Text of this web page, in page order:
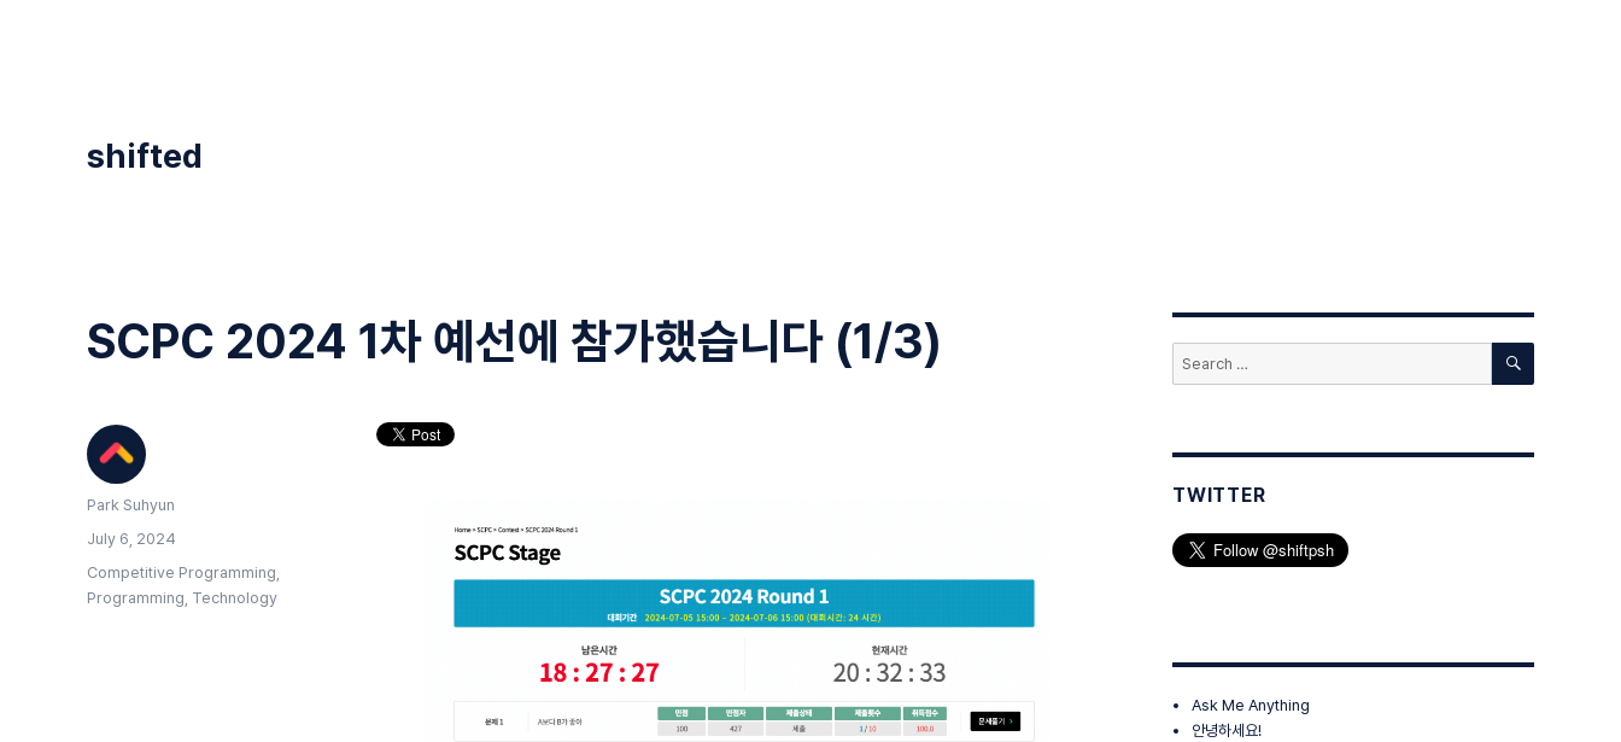
shifted
SCPC 2024 1차 예선에 참가했습니다 (1/3)
Author
Park Suhyun
Posted
on
July 6, 2024
Categories
Competitive Programming
Programming Technology
Search
for:
SEARCH
TWITTER
Ask Me Anything
안녕하세요!